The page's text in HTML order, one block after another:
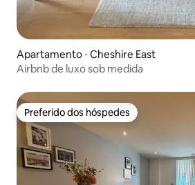
Apartamento ⋅ Cheshire East
Airbnb de luxo sob medida
Preferido dos hóspedes
Preferido dos hóspedes